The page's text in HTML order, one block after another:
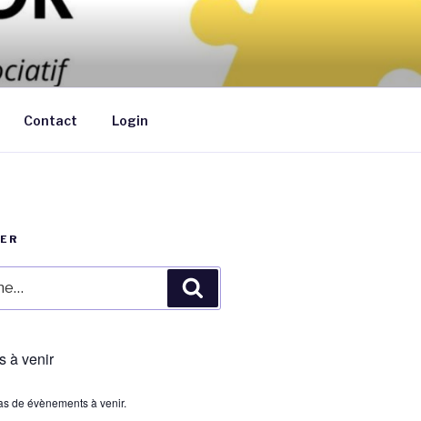
de moins de 6 ans au domicile des
Contact Login
à venir
de évènements à venir.